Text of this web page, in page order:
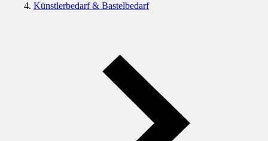
Künstlerbedarf & Bastelbedarf